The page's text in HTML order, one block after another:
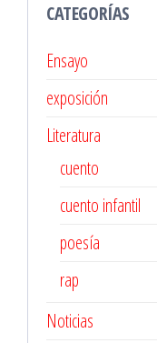
CATEGORÍAS
Ensayo
exposición
Literatura
cuento
cuento infantil
poesía
rap
Noticias